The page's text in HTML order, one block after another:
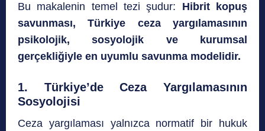
Bu makalenin temel tezi şudur: Hibrit kopuş
savunması, Türkiye ceza yargılamasının
psikolojik, sosyolojik ve kurumsal
gerçekliğiyle en uyumlu savunma modelidir.
1. Türkiye’de Ceza Yargılamasının
Sosyolojisi
Ceza yargılaması yalnızca normatif bir hukuk